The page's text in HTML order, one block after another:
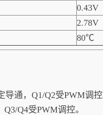
0.43V
2.78V
80℃
导通，Q1/Q2受PWM调控
Q4受PWM调控。